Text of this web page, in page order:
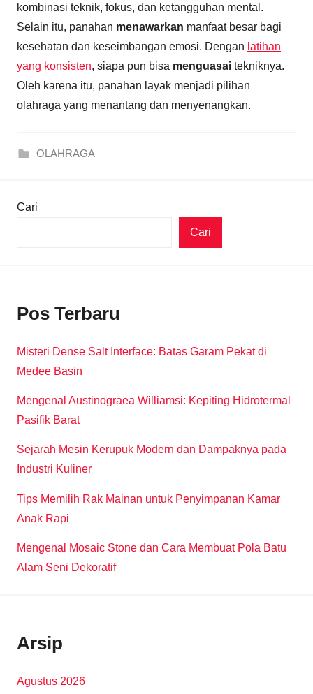
kombinasi teknik, fokus, dan ketangguhan mental.
Selain itu, panahan menawarkan manfaat besar bagi
kesehatan dan keseimbangan emosi. Dengan latihan
yang konsisten, siapa pun bisa menguasai tekniknya.
Oleh karena itu, panahan layak menjadi pilihan
olahraga yang menantang dan menyenangkan.
OLAHRAGA
Cari
Cari
Pos Terbaru
Misteri Dense Salt Interface: Batas Garam Pekat di
Medee Basin
Mengenal Austinograea Williamsi: Kepiting Hidrotermal
Pasifik Barat
Sejarah Mesin Kerupuk Modern dan Dampaknya pada
Industri Kuliner
Tips Memilih Rak Mainan untuk Penyimpanan Kamar
Anak Rapi
Mengenal Mosaic Stone dan Cara Membuat Pola Batu
Alam Seni Dekoratif
Arsip
Agustus 2026